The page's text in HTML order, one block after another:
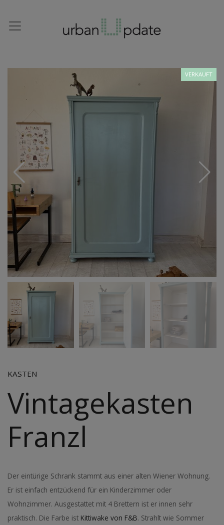
VERKAUFT
KASTEN
Vintagekasten
Franzl
Der eintürige Schrank stammt aus einer alten Wiener Wohnung.
Er ist einfach entzückend für ein Kinderzimmer oder
Wohnzimmer. Ausgestattet mit 4 Brettern ist er innen sehr
praktisch. Die Farbe ist Kittiwake von F&B. Strahlt wie Sommer